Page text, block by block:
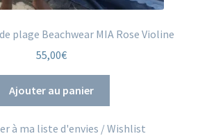
plage Beachwear MIA Rose Violine
55,00€
Ajouter au panier
à ma liste d'envies / Wishlist